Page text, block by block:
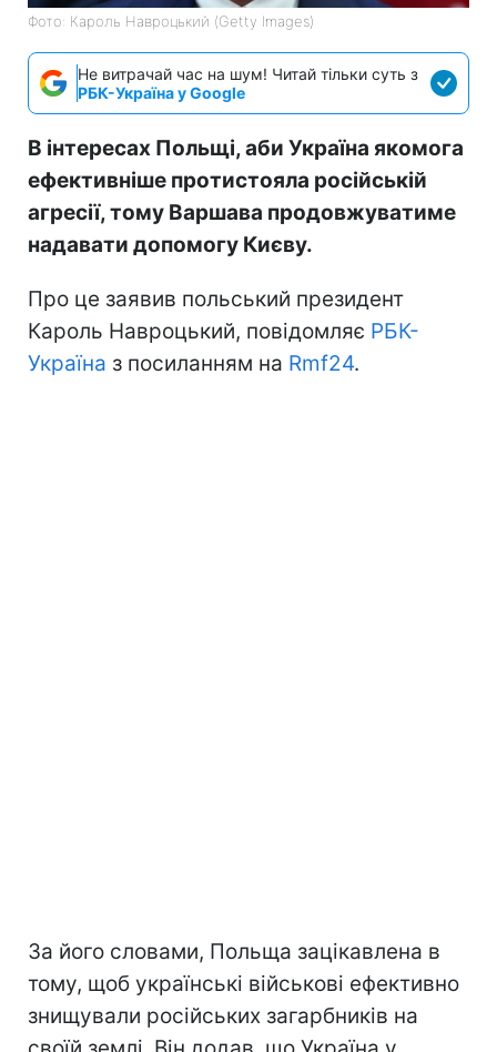
Фото: Кароль Навроцький (Getty Images)
Не витрачай час на шум! Читай тільки суть з
РБК-Україна у Google
В інтересах Польщі, аби Україна якомога
ефективніше протистояла російській
агресії, тому Варшава продовжуватиме
надавати допомогу Києву.
Про це заявив польський президент
Кароль Навроцький, повідомляє РБК-
Україна з посиланням на Rmf24.
За його словами, Польща зацікавлена в
тому, щоб українські військові ефективно
знищували російських загарбників на